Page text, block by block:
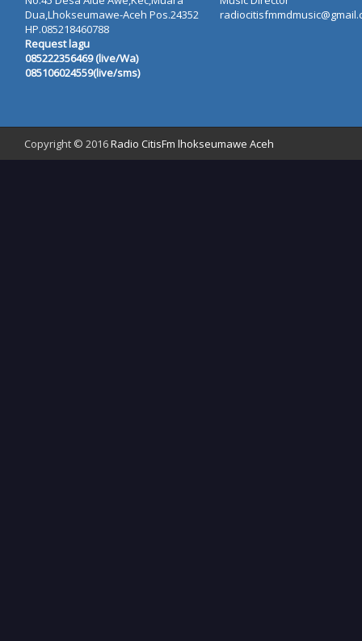
Dua,Lhokseumawe-Aceh Pos.24352
HP.085218460788
Request lagu
085222356469 (live/Wa)
085106024559(live/sms)
Copyright © 2016Radio CitisFm lhokseumawe Aceh